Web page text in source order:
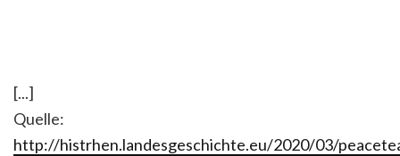
[...]
Quelle:
http://histrhen.landesgeschichte.eu/2020/03/